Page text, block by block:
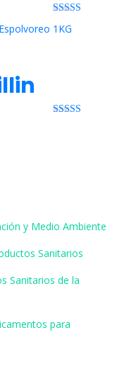
of 5
y Medio Ambiente
Sanitarios
Sanitarios de la
para